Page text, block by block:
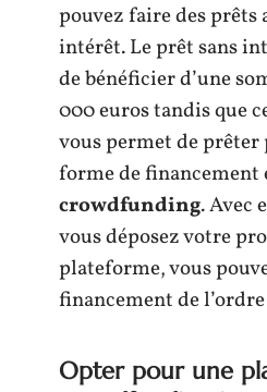
pouvez faire des prêts
intérêt. Le prêt sans
de bénéficier d’une
000 euros tandis que
vous permet de prêter
forme de financement
crowdfunding. Avec
vous déposez votre
plateforme, vous
financement de
Opter pour une